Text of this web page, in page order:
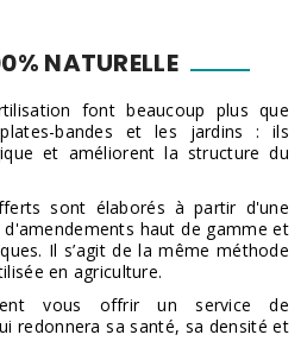
NATURELLE
font beaucoup plus que
bandes et les jardins : ils
et améliorent la structure du
sont élaborés à partir d'une
haut de gamme et
Il s’agit de la même méthode
en agriculture.
vous offrir un service de
redonnera sa santé, sa densité et